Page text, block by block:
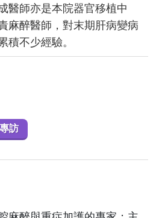
醫師亦是本院器官移植中
麻醉醫師，對末期肝病變病
積不少經驗。
訪